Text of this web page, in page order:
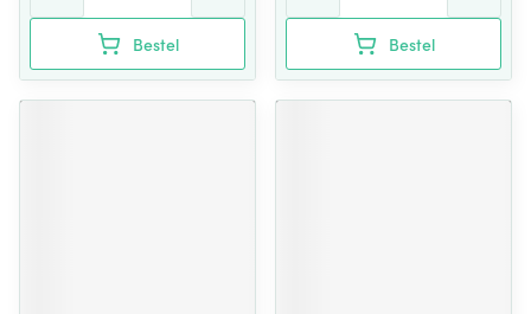
Bestel Bestel